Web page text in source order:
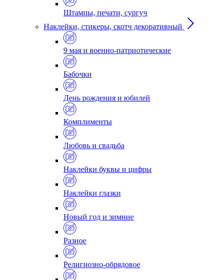
Штампы, печати, сургуч
Наклейки, стикеры, скотч декоративный
9 мая и военно-патриотические
Бабочки
День рождения и юбилей
Комплименты
Любовь и свадьба
Наклейки буквы и цифры
Наклейки глазки
Новый год и зимние
Разное
Религиозно-обрядовое